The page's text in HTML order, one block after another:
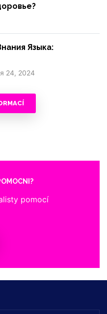
Языка:
24, 2024
pomocí